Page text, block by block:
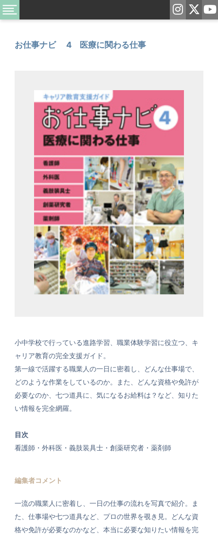
お仕事ナビ 4 医療に関わる仕事
小中学校で行っている進路学習、職業体験学習に役立つ、キ
ャリア教育の完全支援ガイド。
第一線で活躍する職業人の一日に密着し、どんな仕事場で、
どのような作業をしているのか。また、どんな資格や免許が
必要なのか、七つ道具に、気になるお給料は？など、知りた
い情報を完全網羅。
目次
看護師・外科医・義肢装具士・創薬研究者・薬剤師
編集者コメント
一流の職業人に密着し、一日の仕事の流れを写真で紹介。ま
た、仕事場や七つ道具など、プロの世界を覗き見。どんな資
格や免許が必要なのかなど、本当に必要な知りたい情報を完